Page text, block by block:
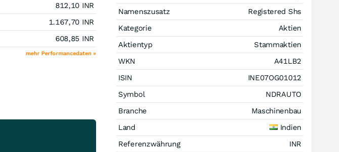
812,10 INR
1.167,70 INR
608,85 INR
mehr Performancedaten »
Namenszusatz
Registered Shs
Kategorie
Aktien
Aktientyp
Stammaktien
WKN
A41LB2
ISIN
INE07OG01012
Symbol
NDRAUTO
Branche
Maschinenbau
Land
Indien
Referenzwährung
INR